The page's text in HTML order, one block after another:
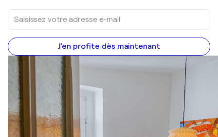
J'en profite dès maintenant